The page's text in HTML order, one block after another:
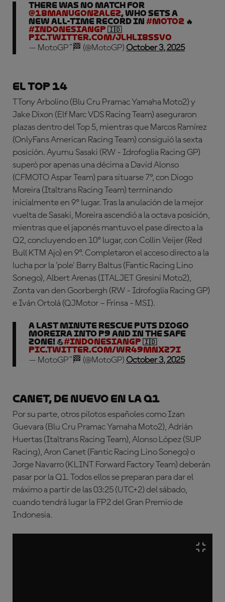
There was no match for
@18ManuGonzalez, who sets a
new all-time record in #Moto2 🔥
#IndonesianGP 🇮🇩
pic.twitter.com/JlhLI8ssVO
— MotoGP™🏁 (@MotoGP) October 3, 2025
El Top 14
TTony Arbolino (Blu Cru Pramac Yamaha Moto2) y
Jake Dixon (Elf Marc VDS Racing Team) aseguraron
plazas dentro del Top 5, mientras que Marcos Ramírez
(OnlyFans American Racing Team) consiguió la sexta
posición. Ayumu Sasaki (RW - Idrofoglia Racing GP)
superó por apenas una décima a David Alonso
(CFMOTO Aspar Team) para situarse 7º, con Diogo
Moreira (Italtrans Racing Team) terminando
inicialmente en 9º lugar. Tras la anulación de la mejor
vuelta de Sasaki, Moreira ascendió a la octava posición,
mientras que el japonés mantuvo el pase directo a la
Q2, concluyendo en 10º lugar, con Collin Veijer (Red
Bull KTM Ajo) en 9º. Completaron el acceso directo a la
lucha por la 'pole' Barry Baltus (Fantic Racing Lino
Sonego), Albert Arenas (ITALJET Gresini Moto2),
Zonta van den Goorbergh (RW - Idrofoglia Racing GP)
e Iván Ortolá (QJMotor – Frinsa - MSI).
A last minute rescue puts Diogo
Moreira into P9 and in the safe
zone! 💪#IndonesianGP 🇮🇩
pic.twitter.com/wr49MNXz7I
— MotoGP™🏁 (@MotoGP) October 3, 2025
Canet, de nuevo en la Q1
Por su parte, otros pilotos españoles como Izan
Guevara (Blu Cru Pramac Yamaha Moto2), Adrián
Huertas (Italtrans Racing Team), Alonso López (SUP
Racing), Aron Canet (Fantic Racing Lino Sonego) o
Jorge Navarro (KLINT Forward Factory Team) deberán
pasar por la Q1. Todos ellos se preparan para dar el
máximo a partir de las 03:25 (UTC+2) del sábado,
cuando tendrá lugar la FP2 del Gran Premio de
Indonesia.